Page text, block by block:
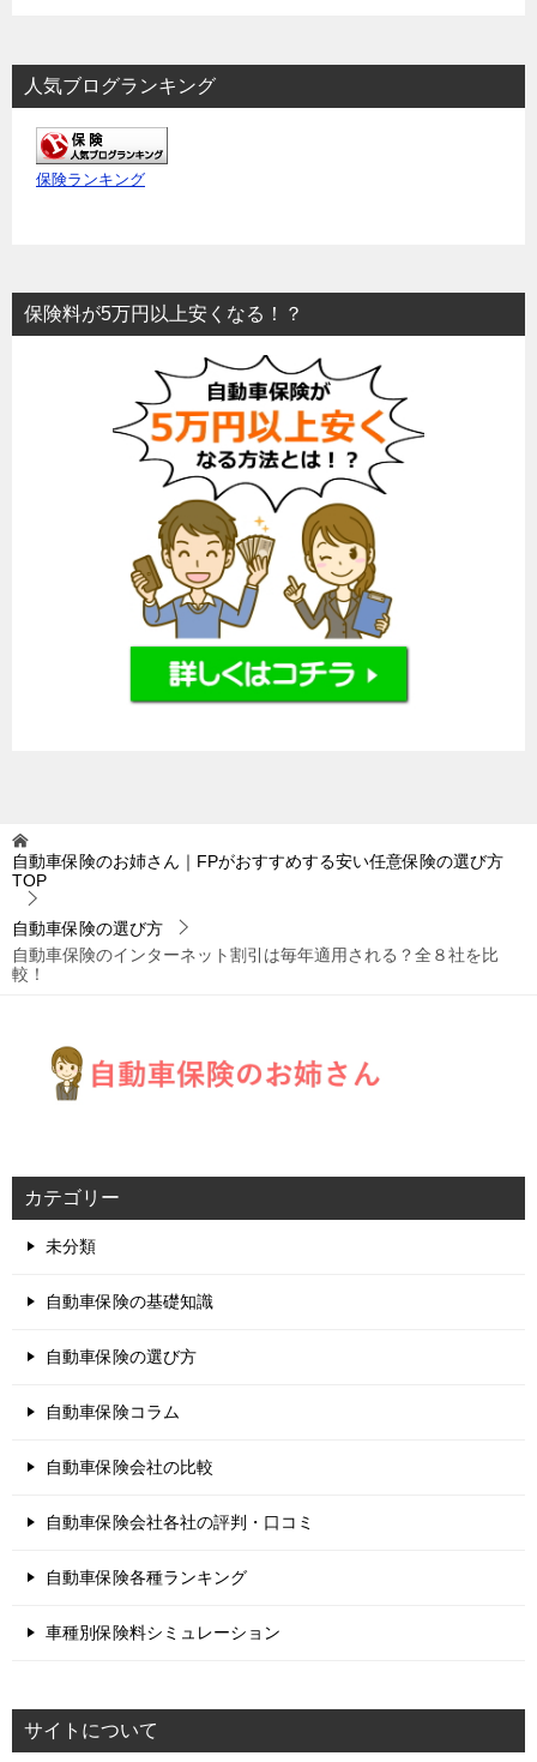
人気ブログランキング
保険ランキング
保険料が5万円以上安くなる！？
自動車保険のお姉さん｜FPがおすすめする安い任意保険の選び方
TOP
自動車保険の選び方
自動車保険のインターネット割引は毎年適用される？全８社を比
較！
カテゴリー
未分類
自動車保険の基礎知識
自動車保険の選び方
自動車保険コラム
自動車保険会社の比較
自動車保険会社各社の評判・口コミ
自動車保険各種ランキング
車種別保険料シミュレーション
サイトについて